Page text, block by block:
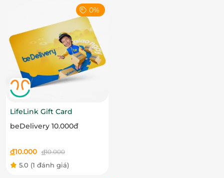
LifeLink cam kết mang đến trải nghiệm mua sắm
thẻ quà tặng thuận tiện và an toàn nhất cho khách
hàng. Thẻ quà tặng Gyu-Kaku được cung cấp độc
quyền tại LifeLink với nhiều mệnh giá linh hoạt, phù
hợp với mọi nhu cầu.
Dịch vụ hậu mãi chu đáo
Với đội ngũ chăm sóc khách hàng chuyên nghiệp,
trình sử dụng thẻ quà tặng.
0%
LifeLink Gift Card
beDelivery 10.000đ
đ10.000 đ10.000
5.0 (1 đánh giá)